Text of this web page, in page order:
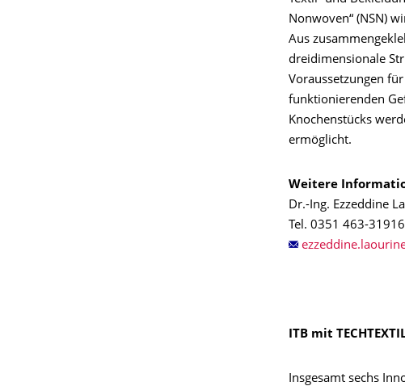
Nonwoven“ (NSN)
Aus
dreidimensionale
Voraussetzungen
funktionierenden
Knochenstücks
ermöglicht.
Weitere
Dr.-Ing. Ezzeddine
Tel. 0351 463-31916
ITB mit
Insgesamt sechs